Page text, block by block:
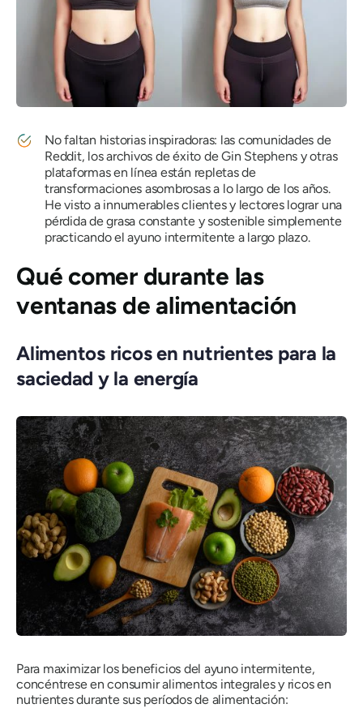
No faltan historias inspiradoras: las comunidades de
Reddit, los archivos de éxito de Gin Stephens y otras
plataformas en línea están repletas de
transformaciones asombrosas a lo largo de los años.
He visto a innumerables clientes y lectores lograr una
pérdida de grasa constante y sostenible simplemente
practicando el ayuno intermitente a largo plazo.
Qué comer durante las
ventanas de alimentación
Alimentos ricos en nutrientes para la
saciedad y la energía
Para maximizar los beneficios del ayuno intermitente,
concéntrese en consumir alimentos integrales y ricos en
nutrientes durante sus períodos de alimentación: